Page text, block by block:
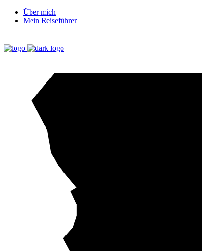
Über mich
Mein Reiseführer